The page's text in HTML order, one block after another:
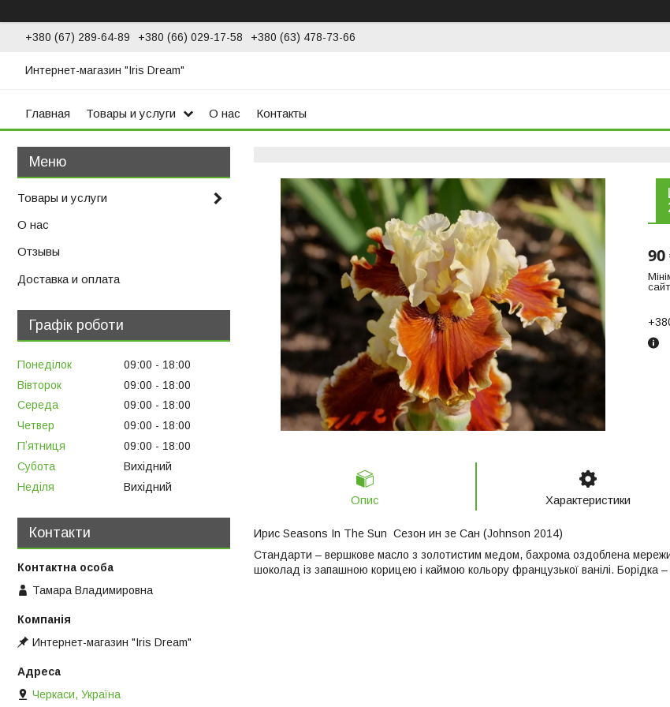
+380 (67) 289-64-89 +380 (66) 029-17-58 +380 (63) 478-73-66
Интернет-магазин "Iris Dream"
Главная Товары и услуги О нас Контакты
90
Опис Характеристики
Ирис Seasons In The Sun Сезон ин зе Сан (Johnson 2014)
Стандарти – вершкове масло з золотистим медом, бахрома оздоблена
шоколад із запашною корицею і каймою кольору французької ванілі. Борідка
Товары и услуги
О нас
Отзывы
Доставка и оплата
Графік роботи
Понеділок 09:00
18:00
Вівторок
09:00
18:00
Середа
09:00
18:00
Четвер
09:00
18:00
Пʼятниця
09:00
18:00
Субота
Вихідний
Неділя
Вихідний
Контакти
Тамара Владимировна
Интернет-магазин "Iris Dream"
Черкаси, Україна